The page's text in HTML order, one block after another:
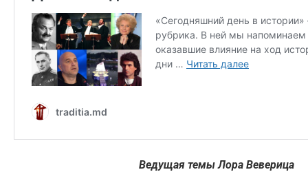
Ведущая темы Лора Веверица